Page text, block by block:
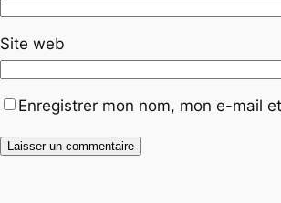
Site web
Enregistrer mon nom, mon e-mail